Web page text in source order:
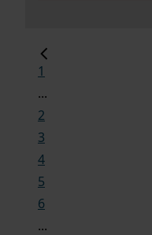
1
...
2
3
4
5
6
...